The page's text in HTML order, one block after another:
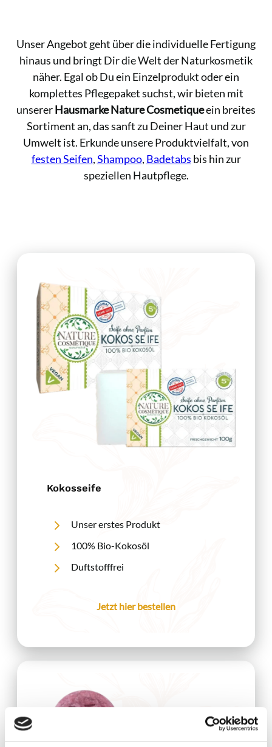
Unser Angebot geht über die individuelle Fertigung
hinaus und bringt Dir die Welt der Naturkosmetik
näher. Egal ob Du ein Einzelprodukt oder ein
komplettes Pflegepaket suchst, wir bieten mit
unsererHausmarke Nature Cosmetiqueein breites
Sortiment an, das sanft zu Deiner Haut und zur
Umwelt ist. Erkunde unsere Produktvielfalt, von
festen Seifen,Shampoo, Badetabs bis hin zur
speziellen Hautpflege.
Kokosseife
Unser erstes Produkt
100% Bio-Kokosöl
Duftstofffrei
Jetzt hier bestellen